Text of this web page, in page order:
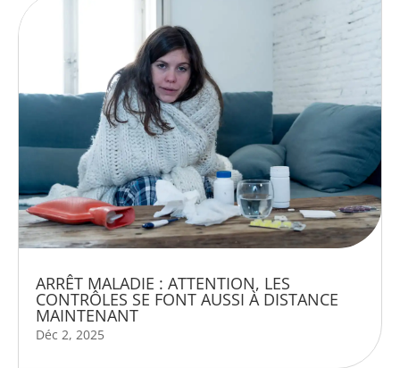
ARRÊT MALADIE : ATTENTION, LES
CONTRÔLES SE FONT AUSSI À DISTANCE
MAINTENANT
Déc 2, 2025